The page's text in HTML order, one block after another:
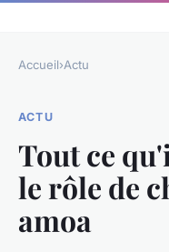
Accueil›Actu
ACTU
Tout ce
le rôle de
amoa